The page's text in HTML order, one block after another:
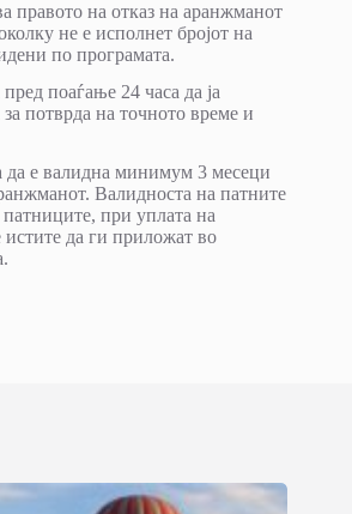
правото на отказ на аранжманот
не е исполнет бројот на
по програмата.
поаѓање 24 часа да ја
за потврда на точното време и
да е валидна минимум 3 месеци
Валидноста на патните
при уплата на
истите да ги приложат во